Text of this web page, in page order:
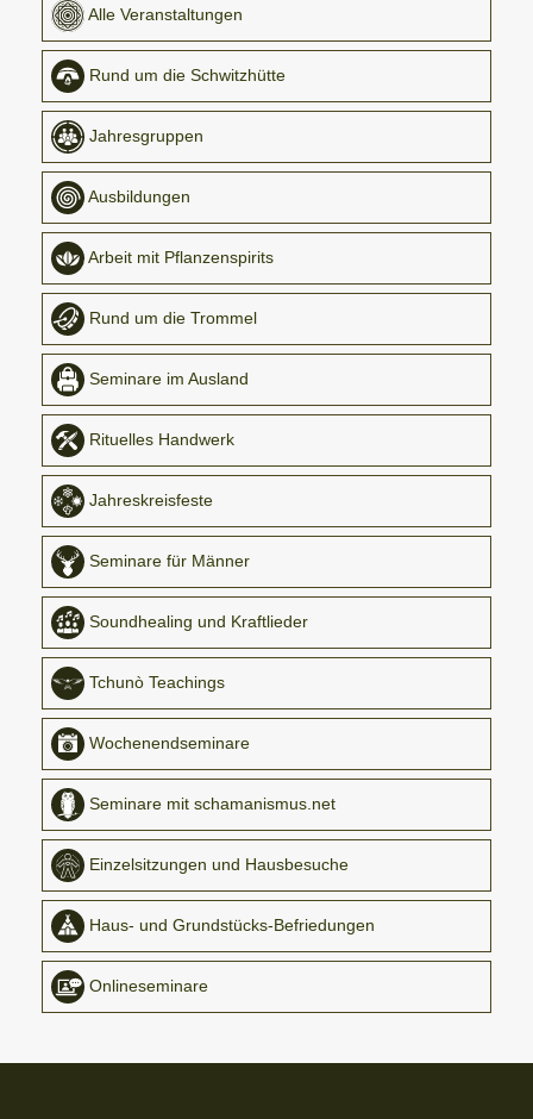
Alle Veranstaltungen
Rund um die Schwitzhütte
Jahresgruppen
Ausbildungen
Arbeit mit Pflanzenspirits
Rund um die Trommel
Seminare im Ausland
Rituelles Handwerk
Jahreskreisfeste
Seminare für Männer
Soundhealing und Kraftlieder
Tchunò Teachings
Wochenendseminare
Seminare mit schamanismus.net
Einzelsitzungen und Hausbesuche
Haus- und Grundstücks-Befriedungen
Onlineseminare